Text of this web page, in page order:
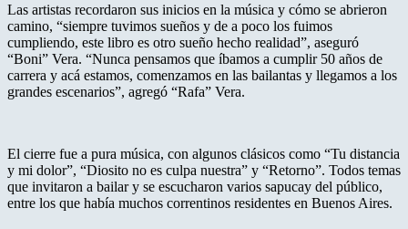
Las artistas recordaron sus inicios en la música y cómo se abrieron
camino, “siempre tuvimos sueños y de a poco los fuimos
cumpliendo, este libro es otro sueño hecho realidad”, aseguró
“Boni” Vera. “Nunca pensamos que íbamos a cumplir 50 años de
carrera y acá estamos, comenzamos en las bailantas y llegamos a los
grandes escenarios”, agregó “Rafa” Vera.
El cierre fue a pura música, con algunos clásicos como “Tu distancia
y mi dolor”, “Diosito no es culpa nuestra” y “Retorno”. Todos temas
que invitaron a bailar y se escucharon varios sapucay del público,
entre los que había muchos correntinos residentes en Buenos Aires.